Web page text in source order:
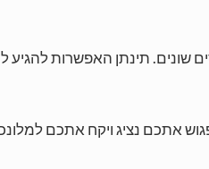
שונים. תינתן האפשרות להגיע
אתכם נציג ויקח אתכם